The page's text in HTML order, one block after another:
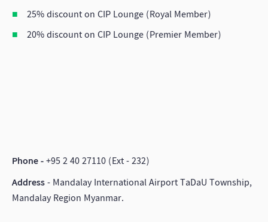
25% discount on CIP Lounge (Royal Member)
20% discount on CIP Lounge (Premier Member)
Phone -+95 2 40 27110 (Ext - 232)
Address- Mandalay International Airport TaDaU Township,
Mandalay Region Myanmar.